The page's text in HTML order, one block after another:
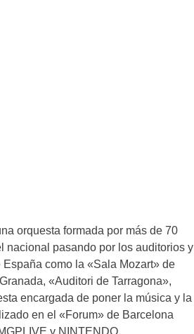
orquesta formada por más de 70
nacional pasando por los auditorios y
como la «Sala Mozart» de
«Auditori de Tarragona»,
encargada de poner la música y la
en el «Forum» de Barcelona